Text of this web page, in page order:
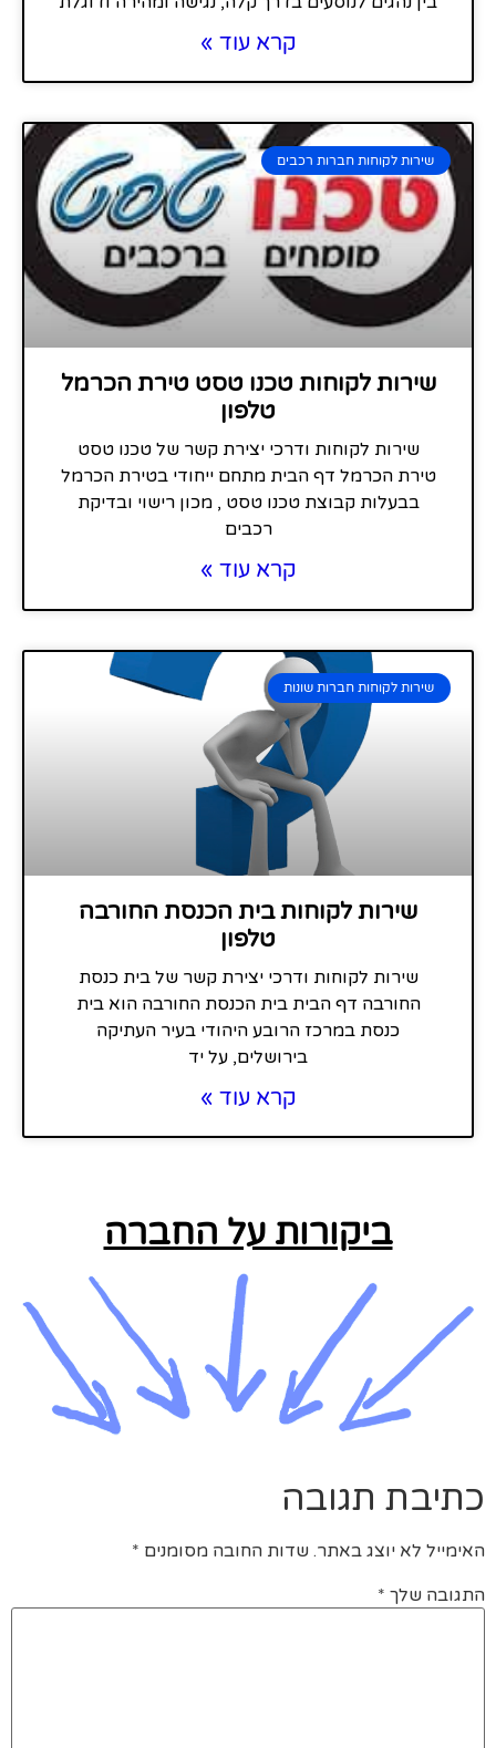
קרא עוד »
שירות לקוחות חברות רכבים
שירות לקוחות טכנו טסט טירת הכרמל
טלפון
שירות לקוחות ודרכי יצירת קשר של טכנו טסט
טירת הכרמל דף הבית מתחם ייחודי בטירת הכרמל
בבעלות קבוצת טכנו טסט , מכון רישוי ובדיקת
רכבים
קרא עוד »
שירות לקוחות חברות שונות
שירות לקוחות בית הכנסת החורבה
טלפון
שירות לקוחות ודרכי יצירת קשר של בית כנסת
החורבה דף הבית בית הכנסת החורבה הוא בית
כנסת במרכז הרובע היהודי בעיר העתיקה
בירושלים, על יד
קרא עוד »
ביקורות על החברה
כתיבת תגובה
האימייל לא יוצג באתר. שדות החובה מסומנים *
התגובה שלך *